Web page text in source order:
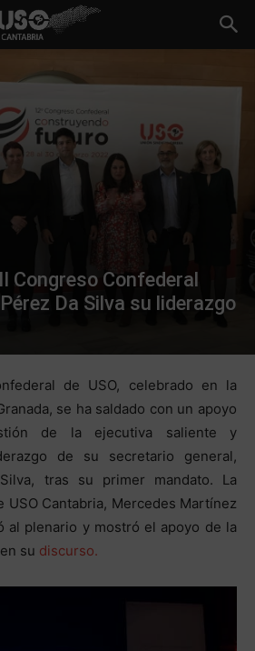
Congreso Confederal
Da Silva su liderazgo
de USO, celebrado en la
se ha saldado con un apoyo
de la ejecutiva saliente y
de su secretario general,
tras su primer mandato. La
USO Cantabria, Mercedes Martínez
al plenario y mostró el apoyo de la
su discurso.